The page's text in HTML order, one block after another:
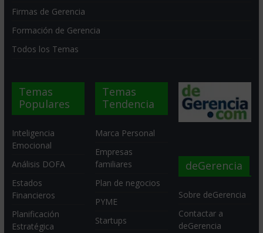
Firmas de Gerencia
Formación de Gerencia
Todos los Temas
Temas
Populares
Inteligencia
Emocional
Análisis DOFA
Estados
Financieros
Planificación
Estratégica
Temas
Tendencia
Marca Personal
Empresas
familiares
Plan de negocios
PYME
Startups
deGerencia
Sobre deGerencia
Contactar a
deGerencia